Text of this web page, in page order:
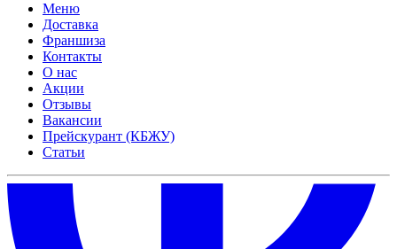
Меню
Доставка
Франшиза
Контакты
О нас
Акции
Отзывы
Вакансии
Прейскурант (КБЖУ)
Статьи